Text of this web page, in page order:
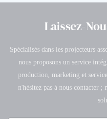
Laissez-
Spécialisés dans les projecteurs
nous proposons un service
production, marketing et
n'hésitez pas à nous contacter ;